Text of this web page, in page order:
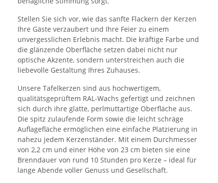
Stellen Sie sich vor, wie das sanfte Flackern der Kerzen
Ihre Gäste verzaubert und Ihre Feier zu einem
unvergesslichen Erlebnis macht. Die kräftige Farbe und
die glänzende Oberfläche setzen dabei nicht nur
optische Akzente, sondern unterstreichen auch die
liebevolle Gestaltung Ihres Zuhauses.
Unsere Tafelkerzen sind aus hochwertigem,
qualitätsgeprüftem RAL-Wachs gefertigt und zeichnen
sich durch ihre glatte, perlmuttartige Oberfläche aus.
Die spitz zulaufende Form sowie die leicht schräge
Auflagefläche ermöglichen eine einfache Platzierung in
nahezu jedem Kerzenständer. Mit einem Durchmesser
von 2,2 cm und einer Höhe von 23 cm bieten sie eine
Brenndauer von rund 10 Stunden pro Kerze – ideal für
lange Abende voller Genuss und Gesellschaft.